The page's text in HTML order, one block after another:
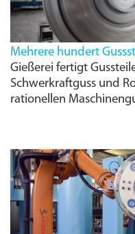
Mehrere hundert
Gießerei fertigt
Schwerkraftguss und
rationellen